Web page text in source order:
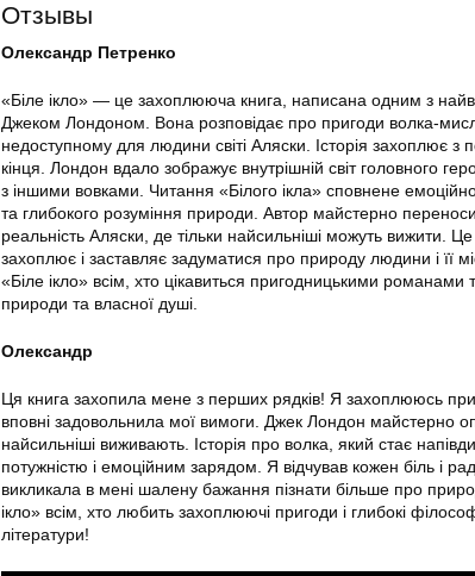
Отзывы
Олександр Петренко
«Біле ікло» — це захоплююча книга, написана одним з
Джеком Лондоном. Вона розповідає про пригоди волка-
недоступному для людини світі Аляски. Історія захоплює з
кінця. Лондон вдало зображує внутрішній світ головного
з іншими вовками. Читання «Білого ікла» сповнене
та глибокого розуміння природи. Автор майстерно
реальність Аляски, де тільки найсильніші можуть вижити.
захоплює і заставляє задуматися про природу людини і її
«Біле ікло» всім, хто цікавиться пригодницькими
природи та власної душі.
Олександр
Ця книга захопила мене з перших рядків! Я захоплююсь
вповні задовольнила мої вимоги. Джек Лондон майстерно
найсильніші виживають. Історія про волка, який стає
потужністю і емоційним зарядом. Я відчував кожен біль і
викликала в мені шалену бажання пізнати більше про
ікло» всім, хто любить захоплюючі пригоди і глибокі
літератури!